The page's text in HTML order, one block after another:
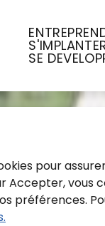
pour
Accepter, vous
préférences.
contenu
SE